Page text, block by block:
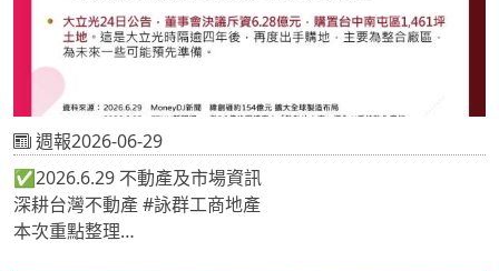
週報2026-06-29
✅2026.6.29 不動產及市場資訊
深耕台灣不動產 #詠群工商地產
本次重點整理